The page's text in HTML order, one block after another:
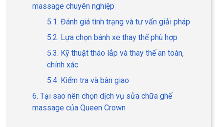
massage chuyên nghiệp
5.1. Đánh giá tình trạng và tư vấn giải pháp
5.2. Lựa chọn bánh xe thay thế phù hợp
5.3. Kỹ thuật tháo lắp và thay thế an toàn,
chính xác
5.4. Kiểm tra và bàn giao
6. Tại sao nên chọn dịch vụ sửa chữa ghế
massage của Queen Crown